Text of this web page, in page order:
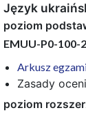
Język
poziom
EMUU-P0-100-
Arkusz
Zasady
poziom